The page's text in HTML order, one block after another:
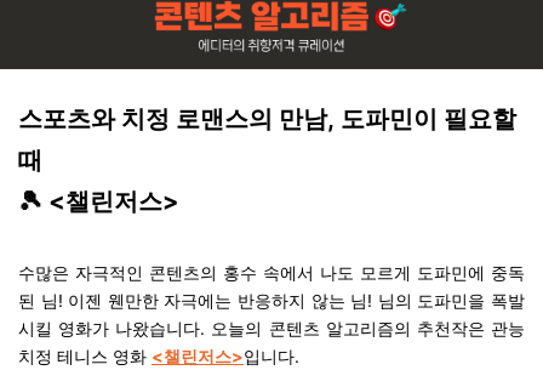
스포츠와 치정 로맨스의 만남, 도파민이 필요할
때
🎾 <챌린저스>
수많은 자극적인 콘텐츠의 홍수 속에서 나도 모르게 도파민에 중독
된 님! 이젠 웬만한 자극에는 반응하지 않는 님! 님의 도파민을 폭발
시킬 영화가 나왔습니다. 오늘의 콘텐츠 알고리즘의 추천작은 관능
치정 테니스 영화 <챌린저스>입니다.